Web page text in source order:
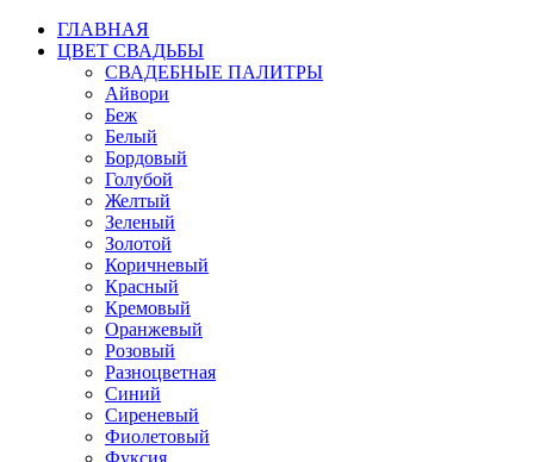
ГЛАВНАЯ
ЦВЕТ СВАДЬБЫ
СВАДЕБНЫЕ ПАЛИТРЫ
Айвори
Беж
Белый
Бордовый
Голубой
Желтый
Зеленый
Золотой
Коричневый
Красный
Кремовый
Оранжевый
Розовый
Разноцветная
Синий
Сиреневый
Фиолетовый
Фуксия